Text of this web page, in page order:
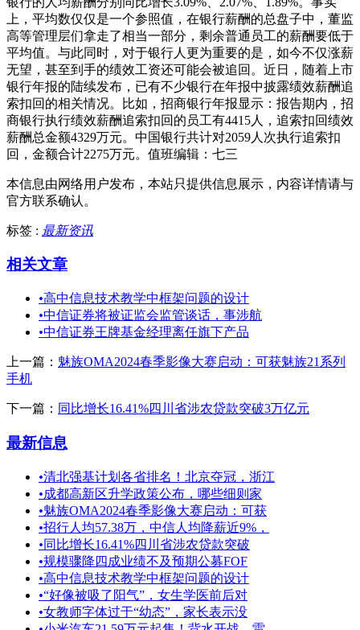
上，平均数仅仅是一个参照值，在银行薪酬的总盘子中，董监
高等管理层们拿走了相当一部分，剩余普通员工的薪酬要低于
平均值。与此同时，对于银行人更为重要的是，如今不仅涨薪
无望，甚至到手的绩效工资还可能会被追回。近日，随着上市
银行年报的陆续发布，已有不少银行在年报中披露绩效薪酬追
索扣回的相关情况。比如，招商银行年报显示：报告期内，招
商银行执行绩效薪酬追索扣回的员工有4415人，追索扣回绩效
薪酬总金额4329万元。中国银行共计对2059人次执行追索扣
回，金额合计2275万元。值班编辑：七三
本信息由网络用户发布， 本站只提供信息展示，内容详情请与
官方联系确认。
标签 : 最新资讯
相关文章
•高中信息技术教学中框架问题的设计
•中信证券将被证监会监管谈话，事涉航
•中信证券王牌基金经理离任旗下产品
上一篇： 魅族OMA2024春季影像大赛启动：可获魅族21系列
手机
下一篇： 同比增长16.41%四川省涉农贷款突破3万亿元
最新信息
•清北强基计划各省排名！北京夺冠，浙江
•成都高新区升学政策公布，哪些细则家
•魅族OMA2024春季影像大赛启动：可获
•招行人均57.38万，中信人均降薪近9%，
•同比增长16.41%四川省涉农贷款突破
•规模骤降四成业绩不及预期公募FOF
•高中信息技术教学中框架问题的设计
•“好像被吸了阳气”，女生学医前后对
•女教师字体过于“幼态”，家长表示没